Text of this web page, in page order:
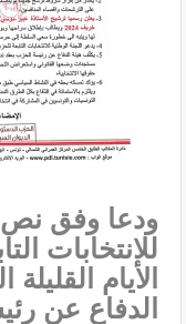
ودعا وفق نص
للانتخابات
الأيام
الدفاع عن